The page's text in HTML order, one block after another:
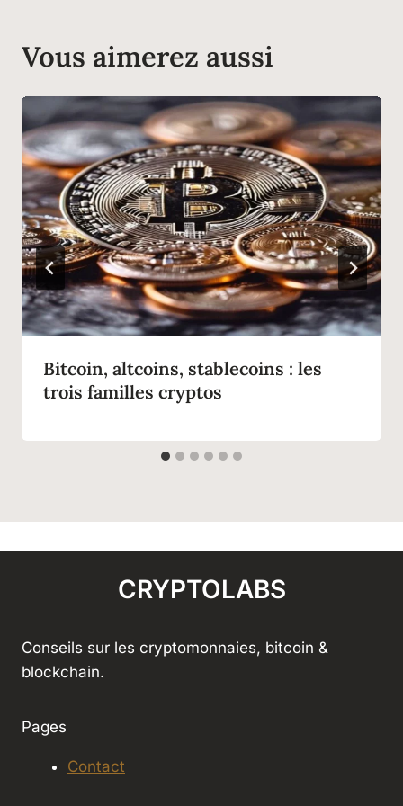
Vous aimerez aussi
Bitcoin, altcoins, stablecoins : les
trois familles cryptos
CRYPTOLABS
Conseils sur les cryptomonnaies, bitcoin &
blockchain.
Pages
Contact